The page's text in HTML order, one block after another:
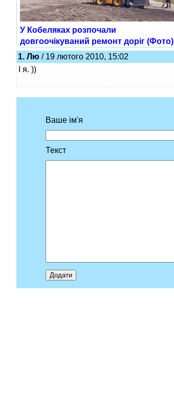
У Кобеляках розпочали
довгоочікуваний ремонт доріг (Фото)
1. Лю / 19 лютого 2010, 15:02
І я. ))
Ваше ім'я
Текст